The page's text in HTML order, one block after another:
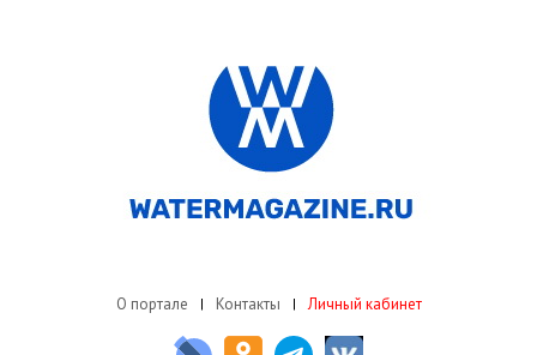
О портале Контакты Личный кабинет